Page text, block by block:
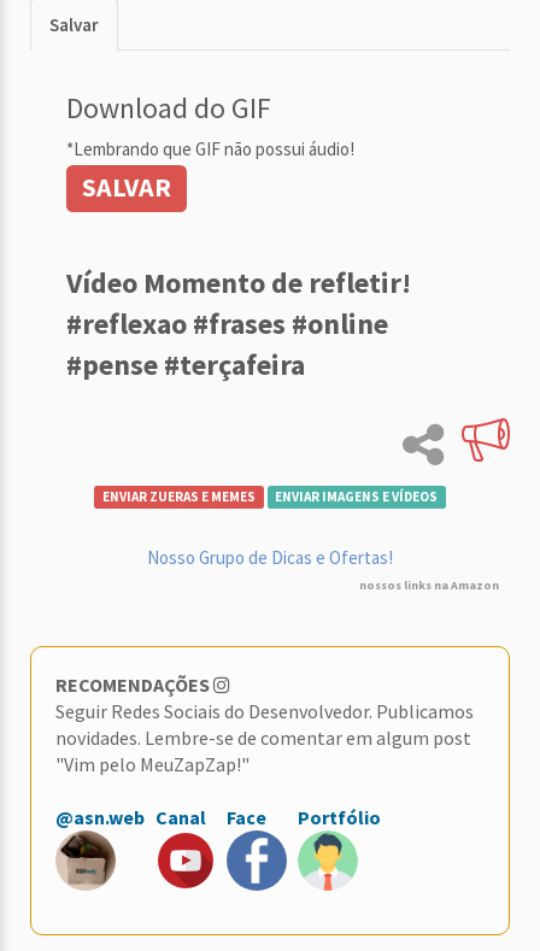
Salvar
Download do GIF
*Lembrando que GIF não possui áudio!
SALVAR
Vídeo Momento de refletir!
#reflexao #frases #online
#pense #terçafeira
ENVIAR ZUERAS E MEMES ENVIAR IMAGENS E VÍDEOS
Nosso Grupo de Dicas e Ofertas!
nossos links na Amazon
RECOMENDAÇÕES
Seguir Redes Sociais do Desenvolvedor. Publicamos
novidades. Lembre-se de comentar em algum post
"Vim pelo MeuZapZap!"
@asn.web Canal Face Portfólio